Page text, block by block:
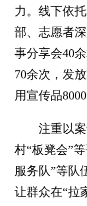
力。线下依
部、志愿者
事分享会40
70余次，发
用宣传品
注重以案
村“板凳会”
服务队”等队
让群众在“拉